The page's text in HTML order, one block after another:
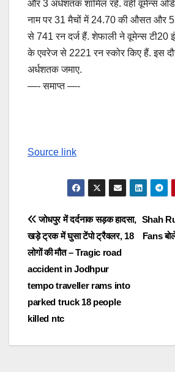
और 3 अर्धशतक शामिल रहे. वहीं वूमेन्स
नाम पर 31 मैचों में 24.70 की औसत और 5
से 741 रन दर्ज हैं. शेफाली ने वूमेन्स टी20
के एवरेज से 2221 रन स्कोर किए हैं. इस
अर्धशतक जमाए.
—- समाप्त —-
Source link
Post
navigation
Shah
Fans
जोधपुर में दर्दनाक सड़क हादसा,
खड़े ट्रक में घुसा टेंपो ट्रैवलर, 18
लोगों की मौत – Tragic road
accident in Jodhpur
tempo traveller rams into
parked truck 18 people
killed ntc